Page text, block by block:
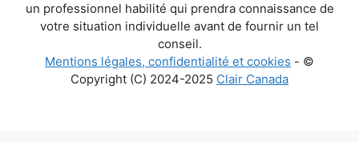
un professionnel habilité qui prendra connaissance de
votre situation individuelle avant de fournir un tel
conseil.
Mentions légales, confidentialité et cookies - ©
Copyright (C) 2024-2025 Clair Canada